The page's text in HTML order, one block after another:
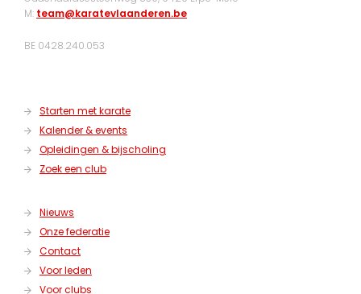
M: team@karatevlaanderen.be
BE 0428.240.053
Starten met karate
Kalender & events
Opleidingen & bijscholing
Zoek een club
Nieuws
Onze federatie
Contact
Voor leden
Voor clubs